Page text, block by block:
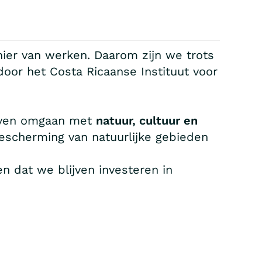
van werken. Daarom zijn we trots
het Costa Ricaanse Instituut voor
omgaan met natuur, cultuur en
van natuurlijke gebieden
dat we blijven investeren in